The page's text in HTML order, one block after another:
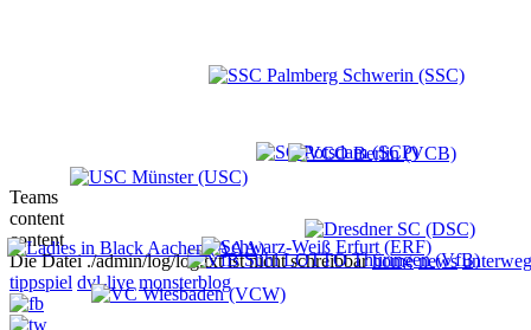
Teams
content
content
Die Datei ./admin/log/log.txt ist nicht schreibbarhome news
tippspiel dvl-live monsterblog